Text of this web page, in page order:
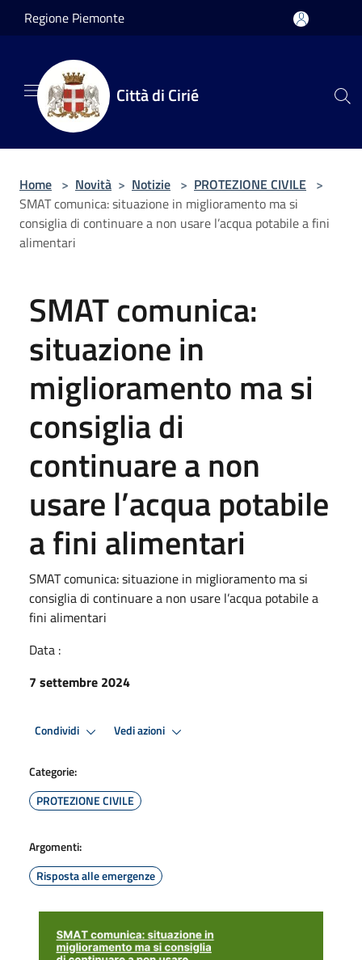
Salta al contenuto principale
Regione Piemonte
Città di Cirié
Home > Novità > Notizie > PROTEZIONE CIVILE >
SMAT comunica: situazione in miglioramento ma si
consiglia di continuare a non usare l’acqua potabile a fini
alimentari
SMAT comunica:
situazione in
miglioramento ma si
consiglia di
continuare a non
usare l’acqua potabile
a fini alimentari
SMAT comunica: situazione in miglioramento ma si
consiglia di continuare a non usare l’acqua potabile a
fini alimentari
Data :
7 settembre 2024
Condividi Vedi azioni
Categorie:
PROTEZIONE CIVILE
Argomenti:
Risposta alle emergenze